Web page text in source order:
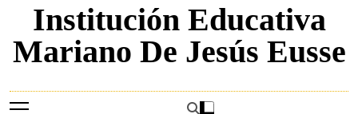
Institución Educativa
Mariano De Jesús Eusse